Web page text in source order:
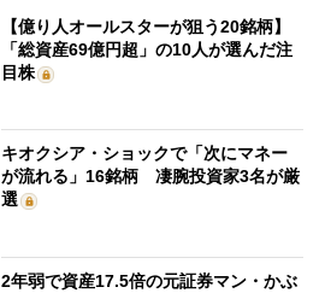
【億り人オールスターが狙う20銘柄】
「総資産69億円超」の10人が選んだ注
目株
キオクシア・ショックで「次にマネー
が流れる」16銘柄 凄腕投資家3名が厳
選
2年弱で資産17.5倍の元証券マン・かぶ